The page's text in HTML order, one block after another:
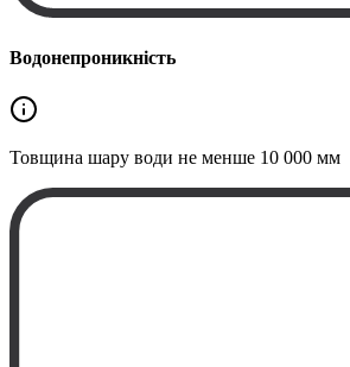
Водонепроникність
Товщина шару води не менше 10 000 мм